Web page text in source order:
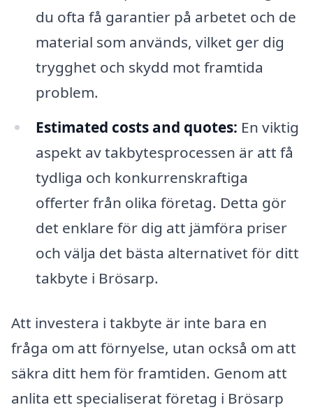
du ofta få garantier på arbetet och de
material som används, vilket ger dig
trygghet och skydd mot framtida
problem.
Estimated costs and quotes: En viktig
aspekt av takbytesprocessen är att få
tydliga och konkurrenskraftiga
offerter från olika företag. Detta gör
det enklare för dig att jämföra priser
och välja det bästa alternativet för ditt
takbyte i Brösarp.
Att investera i takbyte är inte bara en
fråga om att förnyelse, utan också om att
säkra ditt hem för framtiden. Genom att
anlita ett specialiserat företag i Brösarp